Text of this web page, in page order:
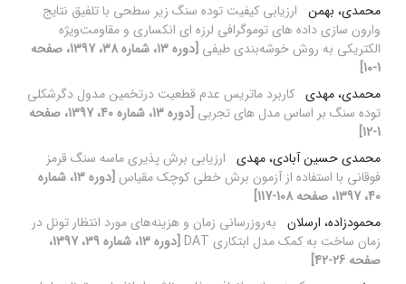
محمدی، بهمن ارزیابی کیفیت توده سنگ زیر سطحی با تلفیق نتایج
وارون سازی داده های توموگرافی لرزه ای انکساری و مقاومت‌ویژه
الکتریکی به روش خوشه‌بندی طیفی
[دوره 13، شماره 38، 1397، صفحه
1-10]
محمدی، مهدی کاربرد ماتریس عدم قطعیت درتخمین مدول دگرشکلی
توده سنگ بر اساس مدل های تجربی
[دوره 13، شماره 40، 1397، صفحه
1-12]
محمدی حسین آبادی، مهدی ارزیابی برش پذیری ماسه سنگ قرمز
فوقانی با استفاده از آزمون برش خطی کوچک مقیاس
[دوره 13، شماره
40، 1397، صفحه 108-117]
محمودزاده، ارسلان به‌روزرسانی زمان و هزینه‌های مورد انتظار تونل در
زمان ساخت به کمک مدل ابتکاری DAT
[دوره 13، شماره 39، 1397،
صفحه 26-42]